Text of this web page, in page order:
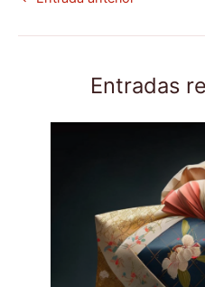
Entradas